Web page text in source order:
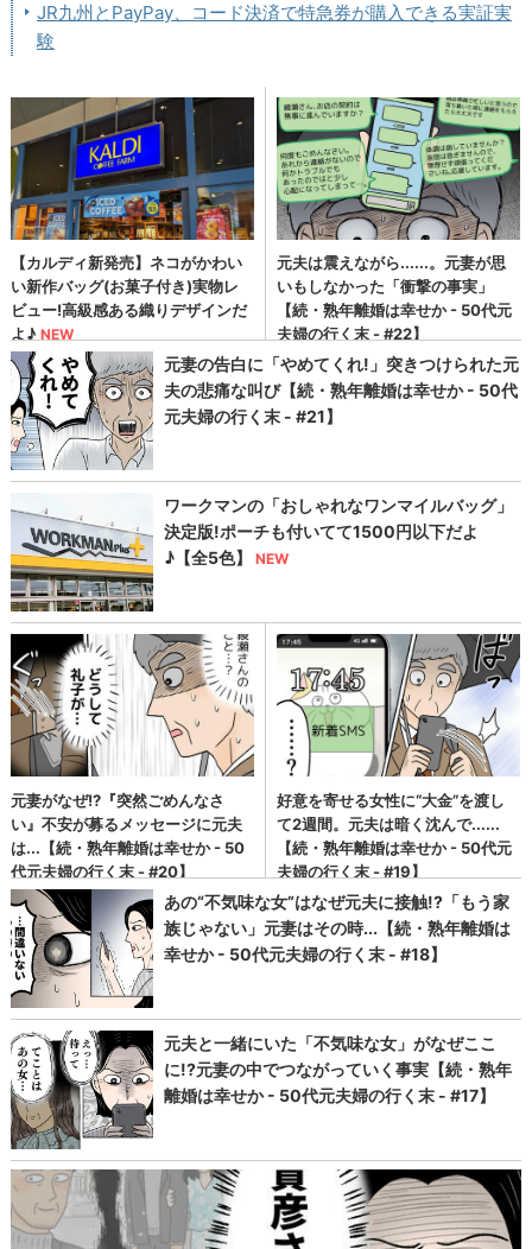
JR九州とPayPay、コード決済で特急券が購入できる実証実
験